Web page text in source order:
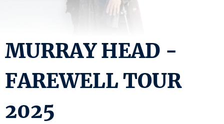
MURRAY HEAD -
FAREWELL TOUR
2025